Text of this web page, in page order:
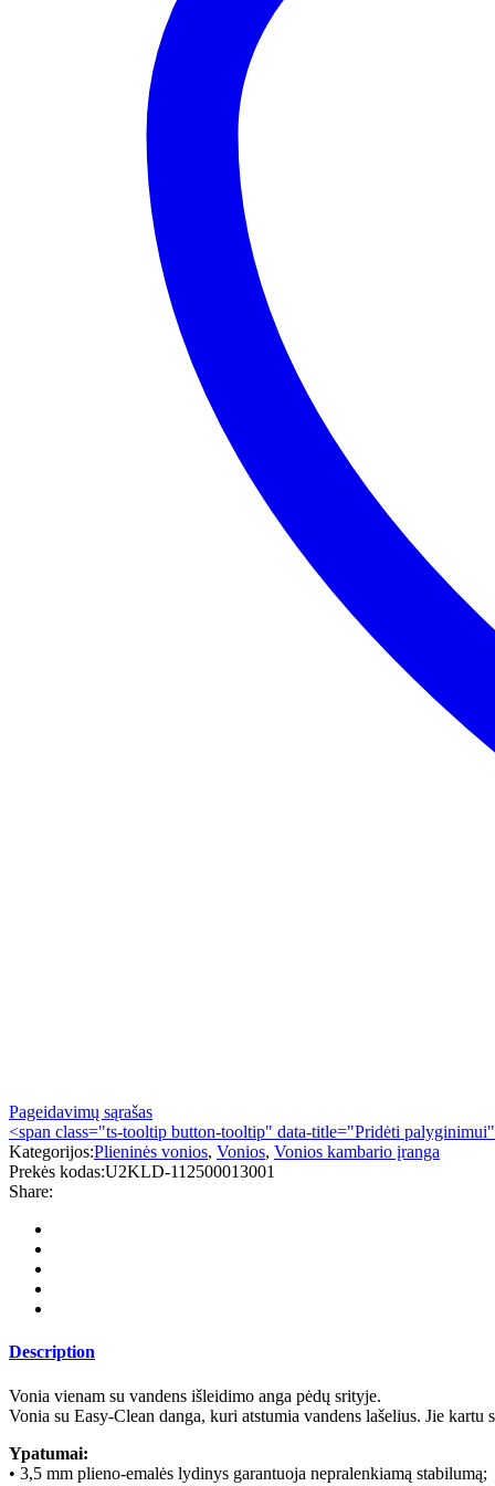
Pageidavimų sąrašas
<span class="ts-tooltip button-tooltip" data-title="Pridėti
Kategorijos:Plieninės vonios, Vonios, Vonios kambario įranga
Prekės kodas:U2KLD-112500013001
Share:
Description
Vonia vienam su vandens išleidimo anga pėdų srityje.
Vonia su Easy-Clean danga, kuri atstumia vandens lašelius. Jie
Ypatumai:
• 3,5 mm plieno-emalės lydinys garantuoja nepralenkiamą stabilumą;